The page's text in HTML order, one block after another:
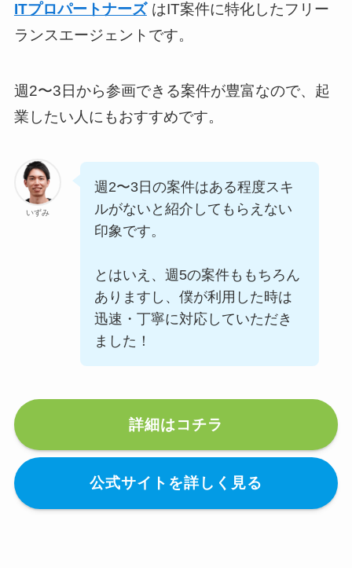
ITプロパートナーズ はIT案件に特化したフリー
ランスエージェントです。
週2〜3日から参画できる案件が豊富なので、起
業したい人にもおすすめです。
いずみ
週2〜3日の案件はある程度スキ
ルがないと紹介してもらえない
印象です。
とはいえ、週5の案件ももちろん
ありますし、僕が利用した時は
迅速・丁寧に対応していただき
ました！
詳細はコチラ
公式サイトを詳しく見る